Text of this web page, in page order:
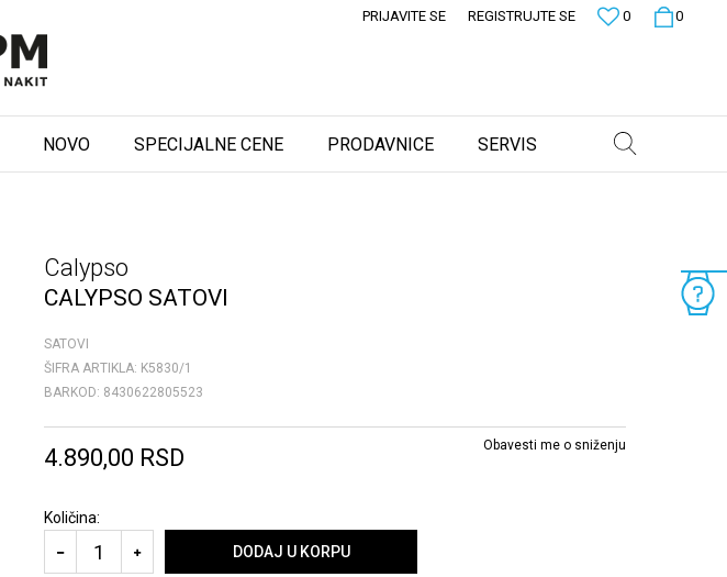
0
0
PRIJAVITE SE REGISTRUJTE SE
NOVO SPECIJALNE CENE PRODAVNICE SERVIS
Calypso
CALYPSO SATOVI
SATOVI
ŠIFRA ARTIKLA: K5830/1
BARKOD: 8430622805523
4.890,00 RSD Obavesti me o sniženju
Količina:
DODAJ U KORPU